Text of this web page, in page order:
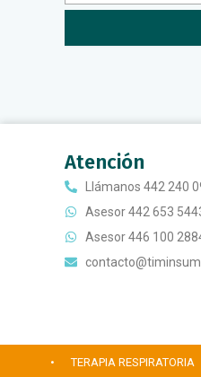
Atención
Llámanos 442 240
Asesor 442 653
Asesor 446 100
• TERAPIA RESPIRATORIA